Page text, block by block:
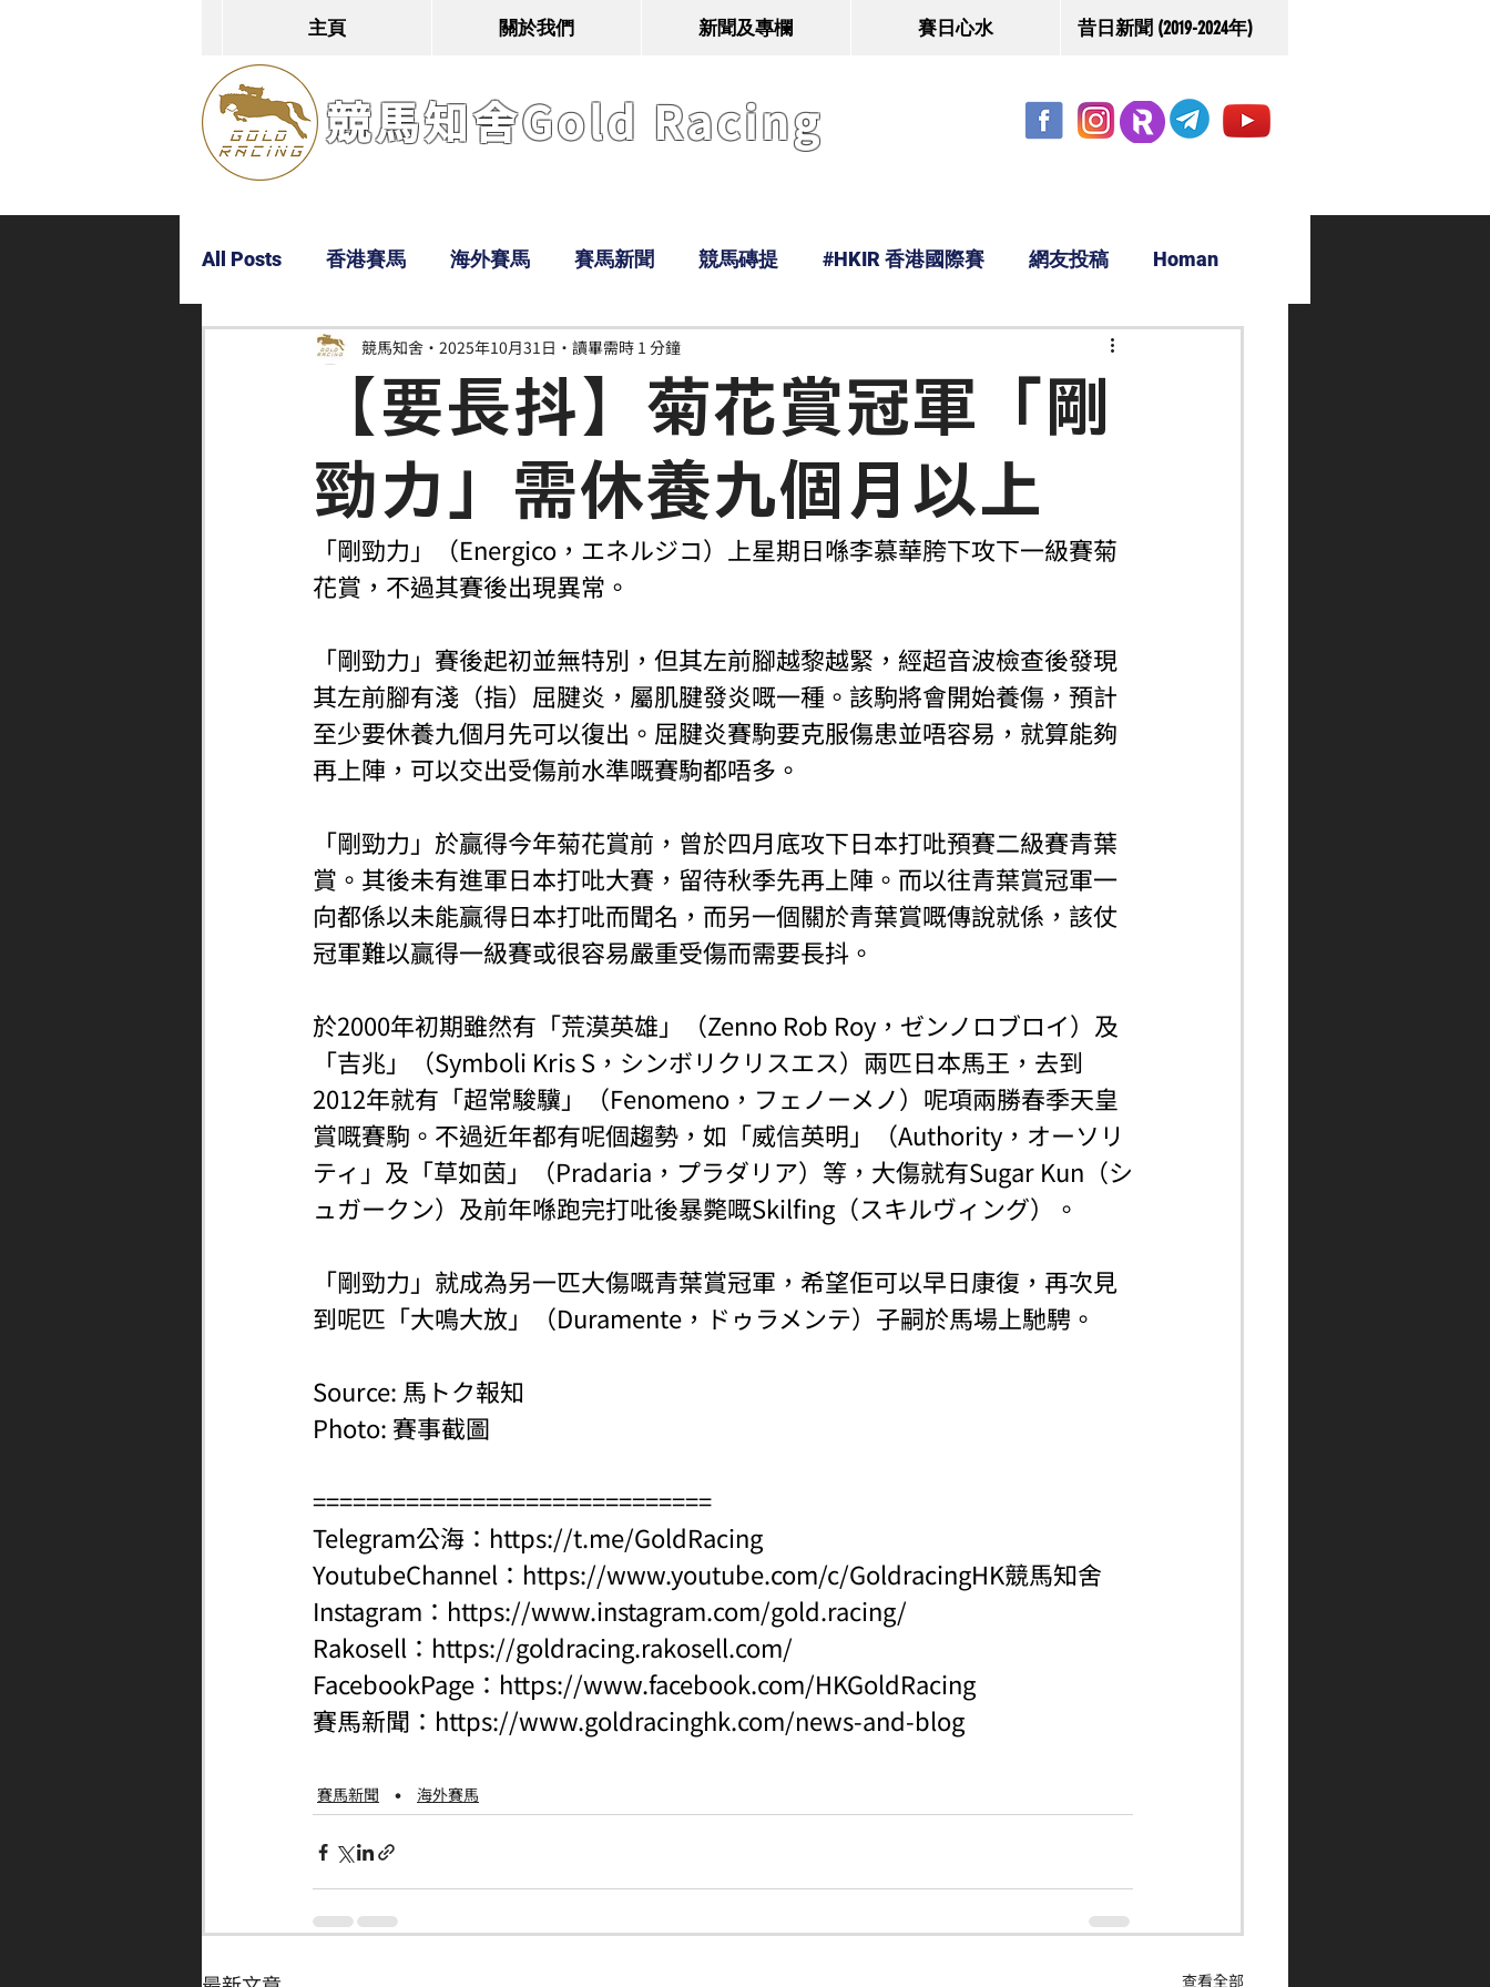
主頁 關於我們 新聞及專欄 賽日心水 昔日新聞 (2019-2024年)
競馬知舍Gold Racing
All Posts 香港賽馬 海外賽馬 賽馬新聞 競馬磚提 #HKIR 香港國際賽 網友投稿 Homan
Bobby 超仔 Tony 鹿 經典戰線
【要長抖】菊花賞冠軍「剛
勁力」需休養九個月以上
競馬知舍 2025年10月31日 讀畢需時 1 分鐘
「剛勁力」（Energico，エネルジコ）上星期日喺李慕華胯下攻下一級賽菊
花賞，不過其賽後出現異常。
「剛勁力」賽後起初並無特別，但其左前腳越黎越緊，經超音波檢查後發現
其左前腳有淺（指）屈腱炎，屬肌腱發炎嘅一種。該駒將會開始養傷，預計
至少要休養九個月先可以復出。屈腱炎賽駒要克服傷患並唔容易，就算能夠
再上陣，可以交出受傷前水準嘅賽駒都唔多。
「剛勁力」於贏得今年菊花賞前，曾於四月底攻下日本打吡預賽二級賽青葉
賞。其後未有進軍日本打吡大賽，留待秋季先再上陣。而以往青葉賞冠軍一
向都係以未能贏得日本打吡而聞名，而另一個關於青葉賞嘅傳說就係，該仗
冠軍難以贏得一級賽或很容易嚴重受傷而需要長抖。
於2000年初期雖然有「荒漠英雄」（Zenno Rob Roy，ゼンノロブロイ）及
「吉兆」（Symboli Kris S，シンボリクリスエス）兩匹日本馬王，去到
2012年就有「超常駿驥」（Fenomeno，フェノーメノ）呢項兩勝春季天皇
賞嘅賽駒。不過近年都有呢個趨勢，如「威信英明」（Authority，オーソリ
ティ」及「草如茵」（Pradaria，プラダリア）等，大傷就有Sugar Kun（シ
ュガークン）及前年喺跑完打吡後暴斃嘅Skilfing（スキルヴィング）。
「剛勁力」就成為另一匹大傷嘅青葉賞冠軍，希望佢可以早日康復，再次見
到呢匹「大鳴大放」（Duramente，ドゥラメンテ）子嗣於馬場上馳騁。
Source: 馬トク報知
Photo: 賽事截圖
==============================
Telegram公海： https://t.me/GoldRacing
YoutubeChannel： https://www.youtube.com/c/GoldracingHK競馬知舍
Instagram： https://www.instagram.com/gold.racing/
Rakosell： https://goldracing.rakosell.com/
FacebookPage： https://www.facebook.com/HKGoldRacing
賽馬新聞： https://www.goldracinghk.com/news-and-blog
賽馬新聞 海外賽馬
查看全部